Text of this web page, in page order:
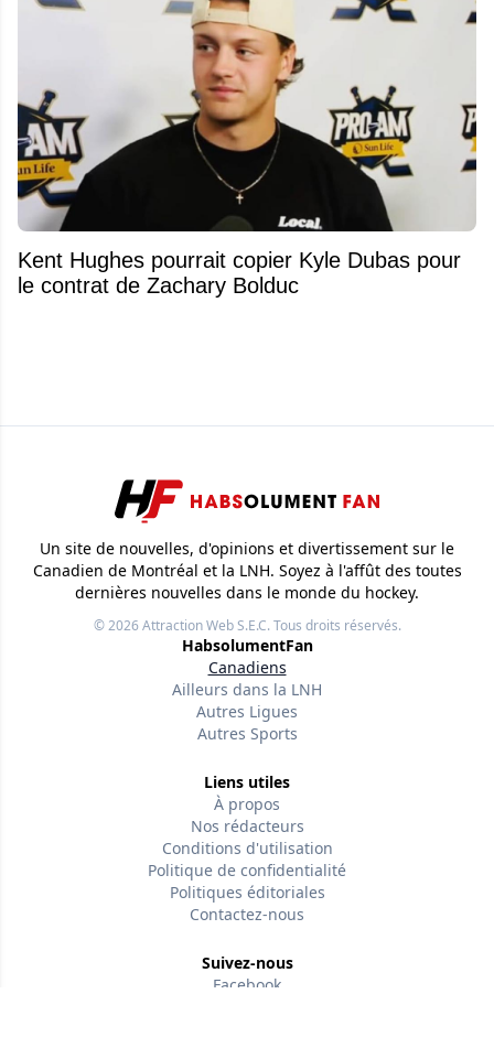
Kent Hughes pourrait copier Kyle Dubas pour
le contrat de Zachary Bolduc
Un site de nouvelles, d'opinions et divertissement sur le
Canadien de Montréal et la LNH. Soyez à l'affût des toutes
dernières nouvelles dans le monde du hockey.
© 2026Attraction Web S.E.C.Tous droits réservés.
HabsolumentFan
Canadiens
Ailleurs dans la LNH
Autres Ligues
Autres Sports
Liens utiles
À propos
Nos rédacteurs
Conditions d'utilisation
Politique de confidentialité
Politiques éditoriales
Contactez-nous
Suivez-nous
Facebook